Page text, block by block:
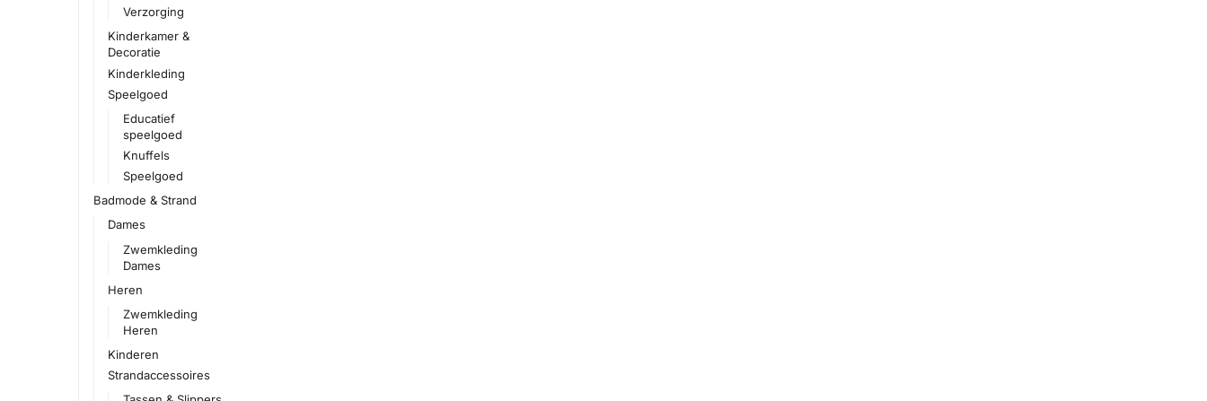
Verzorging
Kinderkamer &
Decoratie
Kinderkleding
Speelgoed
Educatief
speelgoed
Knuffels
Speelgoed
Badmode & Strand
Dames
Zwemkleding
Dames
Heren
Zwemkleding
Heren
Kinderen
Strandaccessoires